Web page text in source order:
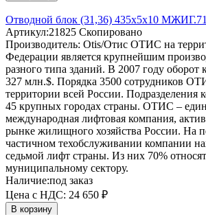
Отводной блок (31,36) 435х5х10
Артикул:21825 Скопировано
Производитель: Otis/Отис ОТИС на
Федерации является крупнейшим
разного типа зданий. В 2007 году оборот
327 млн.$. Порядка 3500 сотрудников
территории всей России. Подразделения
45 крупных городах страны. ОТИС –
международная лифтовая компания,
рынке жилищного хозяйства России. На
частичном техобслуживании компании
седьмой лифт страны. Из них 70%
муниципальному сектору.
Наличие:под заказ
Цена с НДС: 24 650 ₽
В корзину